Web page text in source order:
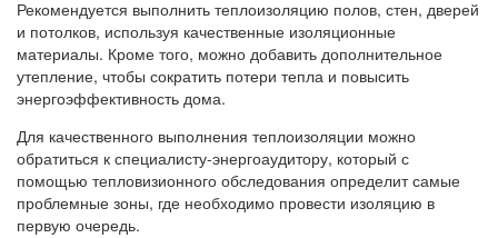
Рекомендуется выполнить теплоизоляцию полов, стен, дверей
и потолков, используя качественные изоляционные
материалы. Кроме того, можно добавить дополнительное
утепление, чтобы сократить потери тепла и повысить
энергоэффективность дома.
Для качественного выполнения теплоизоляции можно
обратиться к специалисту-энергоаудитору, который с
помощью тепловизионного обследования определит самые
проблемные зоны, где необходимо провести изоляцию в
первую очередь.